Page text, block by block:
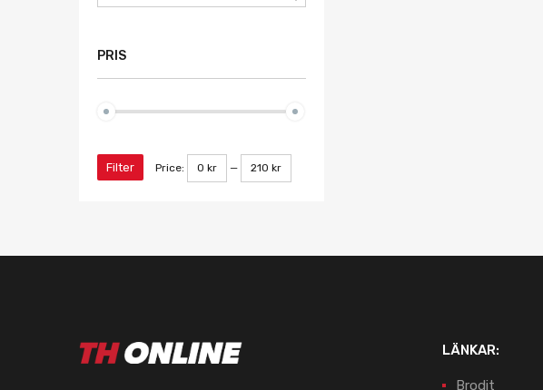
PRIS
Filter Price: 0 kr — 210 kr
LÄNKAR:
Brodit